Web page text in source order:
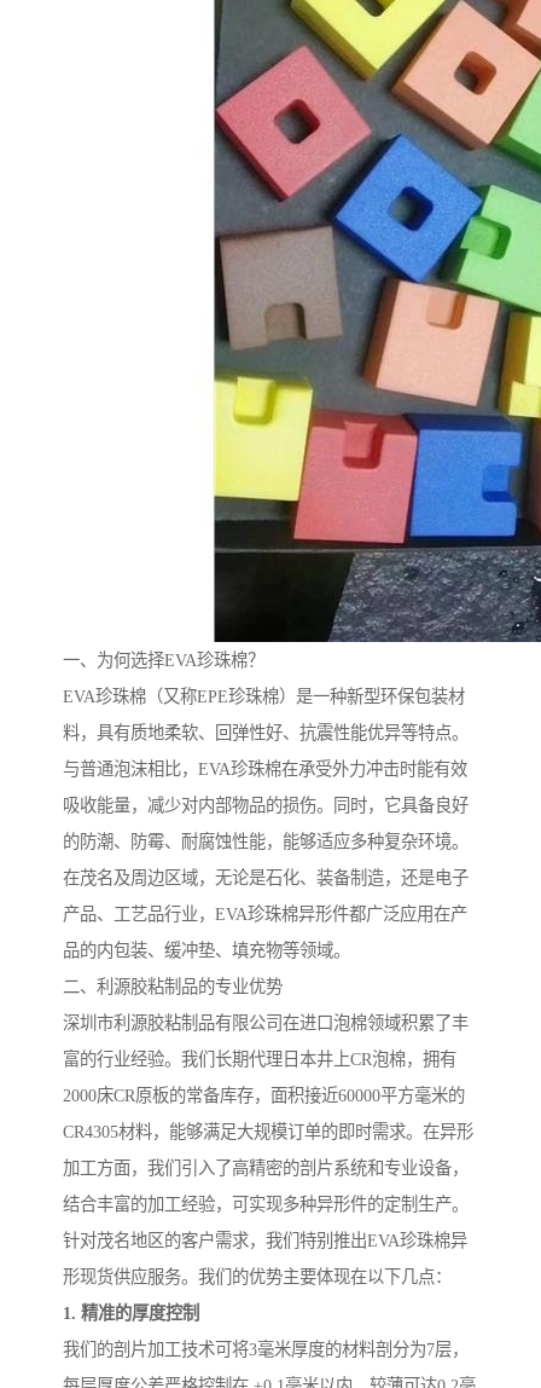
一、为何选择EVA珍珠棉？
EVA珍珠棉（又称EPE珍珠棉）是一种新型环保包装材
料，具有质地柔软、回弹性好、抗震性能优异等特点。
与普通泡沫相比，EVA珍珠棉在承受外力冲击时能有效
吸收能量，减少对内部物品的损伤。同时，它具备良好
的防潮、防霉、耐腐蚀性能，能够适应多种复杂环境。
在茂名及周边区域，无论是石化、装备制造，还是电子
产品、工艺品行业，EVA珍珠棉异形件都广泛应用在产
品的内包装、缓冲垫、填充物等领域。
二、利源胶粘制品的专业优势
深圳市利源胶粘制品有限公司在进口泡棉领域积累了丰
富的行业经验。我们长期代理日本井上CR泡棉，拥有
2000床CR原板的常备库存，面积接近60000平方毫米的
CR4305材料，能够满足大规模订单的即时需求。在异形
加工方面，我们引入了高精密的剖片系统和专业设备，
结合丰富的加工经验，可实现多种异形件的定制生产。
针对茂名地区的客户需求，我们特别推出EVA珍珠棉异
形现货供应服务。我们的优势主要体现在以下几点：
1. 精准的厚度控制
我们的剖片加工技术可将3毫米厚度的材料剖分为7层，